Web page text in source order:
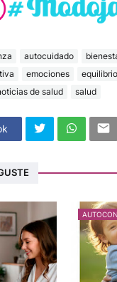
autocuidado
emociones equilibrio
de salud salud